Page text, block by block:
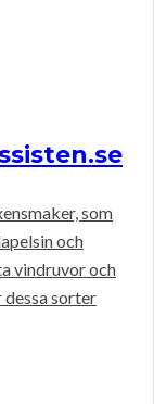
som
och
vindruvor och
dessa sorter